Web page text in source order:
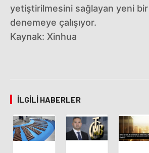
yetiştirilmesini sağlayan yeni bir
denemeye çalışıyor.
Kaynak: Xinhua
İLGILI HABERLER